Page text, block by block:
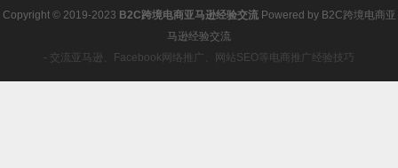
Copyright © 2019-2023 B2C跨境电商亚马逊经验交流 Powered by B2C跨境电商亚
马逊经验交流
- 交流亚马逊、Facebook网络推广、网站SEO等电商推广经验技巧